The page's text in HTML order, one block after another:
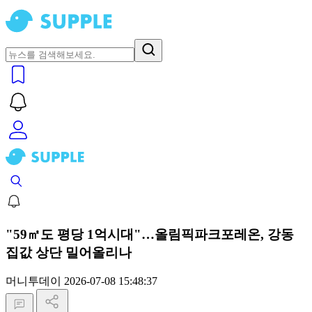
"59㎡도 평당 1억시대"…올림픽파크포레온, 강동
집값 상단 밀어올리나
머니투데이 2026-07-08 15:48:37